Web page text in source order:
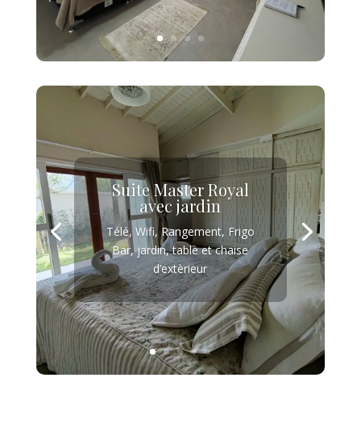
Suite Master Royal
avec jardin
Télé, Wifi, Rangement, Frigo
Bar, jardin, table et chaise
d’extèrieur